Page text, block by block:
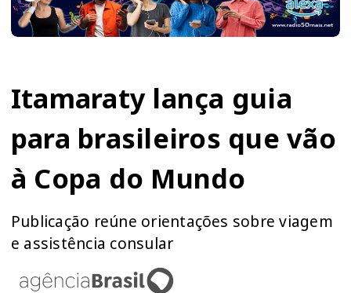
Itamaraty lança guia
para brasileiros que vão
à Copa do Mundo
Publicação reúne orientações sobre viagem
e assistência consular